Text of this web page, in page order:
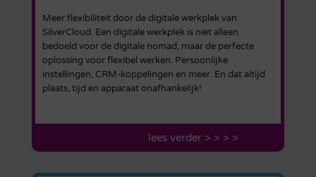
Meer flexibiliteit door de digitale werkplek van
SilverCloud. Een digitale werkplek is niet alleen
bedoeld voor de digitale nomad, maar de perfecte
oplossing voor flexibel werken. Persoonlijke
instellingen, CRM-koppelingen en meer. En dat altijd
plaats, tijd en apparaat onafhankelijk!
lees verder > > > >